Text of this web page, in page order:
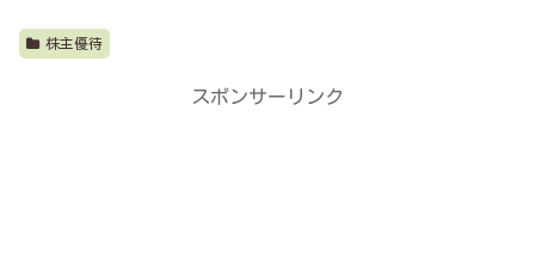
株主優待
スポンサーリンク